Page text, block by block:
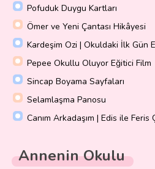
Pofuduk Duygu Kartları
Ömer ve Yeni Çantası Hikâyesi
Kardeşim Ozi | Okuldaki İlk Gün
Pepee Okullu Oluyor Eğitici Film
Sincap Boyama Sayfaları
Selamlaşma Panosu
Canım Arkadaşım | Edis ile Feris
Annenin Okulu